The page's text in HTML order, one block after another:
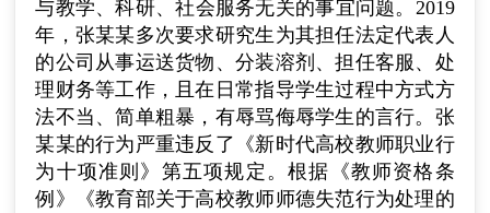
与教学、科研、社会服务无关的事宜问题。 2019
年，张某某多次要求研究生为其担任法定代表人
的公司从事运送货物、分装溶剂、担任客服、处
理财务等工作，且在日常指导学生过程中方式方
法不当、简单粗暴，有辱骂侮辱学生的言行。张
某某的行为严重违反了《新时代高校教师职业行
为十项准则》第五项规定。根据《教师资格条
例》《教育部关于高校教师师德失范行为处理的